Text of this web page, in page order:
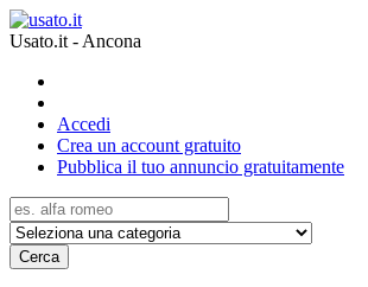
Usato.it - Ancona
Accedi
Crea un account gratuito
Pubblica il tuo annuncio gratuitamente
Cerca